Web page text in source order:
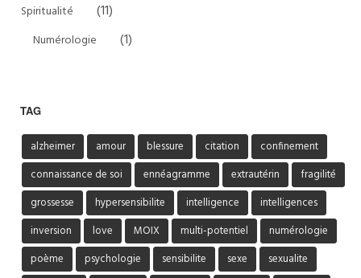
Spiritualité (11)
Numérologie (1)
TAG
alzheimer amour blessure citation
confinement
connaissance de soi
ennéagramme extrautérin
fragilité
grossesse
hypersensibilite intelligence
intelligences
inversion
love MOIX multi-potentiel
numérologie
poème
psychologie sensibilite sexe
sexualite